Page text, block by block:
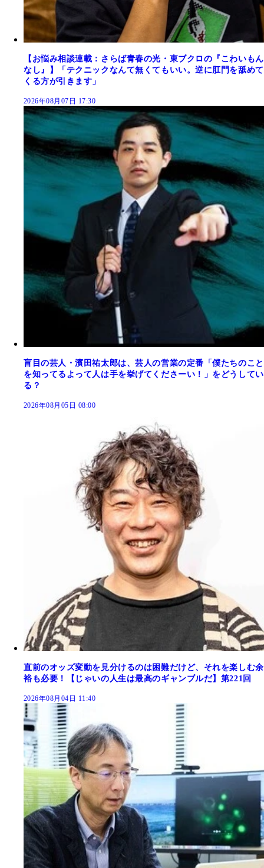
【お悩み相談連載：さらば青春の光・東ブクロの『こわいもん
なし』】「テクニックなんて無くてもいい。逆に肛門を舐めて
くる方が引きます」
2026年08月07日 17:30
盲目の芸人・濱田祐太郎は、芸人の営業の定番「僕たちのこと
を知ってるよって人は手を挙げてくださーい！」をどうしてい
る？
2026年08月05日 08:00
直前のオッズ変動を見分けるのは困難だけど、それを楽しむ余
裕も必要！【じゃいの人生は最高のギャンブルだ】第221回
2026年08月04日 11:40